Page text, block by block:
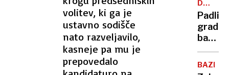
volitev, ki ga je
ustavno sodišče
nato razveljavilo,
kasneje pa mu je
prepovedalo
novega
DUŠAN
ČRNIGOJ
Padli
baron
BAZENI